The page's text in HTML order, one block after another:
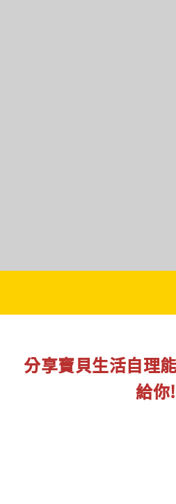
分享寶貝生活自理
給你!